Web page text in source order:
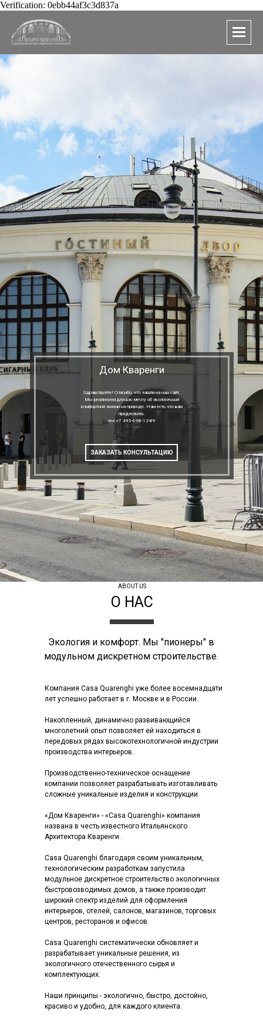
Verification: 0ebb44af3c3d837a
Здравствуйте! Спасибо, что зашли на наш сайт.
Мы реализуем для вас мечту об экологичной
комфортной жизни на природе. Нам есть что вам
предложить.
тел:+7 495-698-12-89
Дом Кваренги
ЗАКАЗАТЬ КОНСУЛЬТАЦИЮ
О НАС
ABOUT US
Компания Casa Quarenghi уже более восемнадцати
лет успешно работает в г. Москве и в России.
Накопленный, динамично развивающийся
многолетний опыт позволяет ей находиться в
передовых рядах высокотехнологичной индустрии
производства интерьеров.
Производственно-техническое оснащение
компании позволяет разрабатывать изготавливать
сложные уникальные изделия и конструкции.
«Дом Кваренги» - «Casa Quarenghi» компания
названа в честь известного Итальянского
Архитектора Кваренги.
Casa Quarenghi благодаря своим уникальным,
технологическим разработкам запустила
модульное дискретное строительство экологичных
быстровозводимых домов, а также производит
широкий спектр изделий для оформления
интерьеров, отелей, салонов, магазинов, торговых
центров, ресторанов и офисов.
Casa Quarenghi систематически обновляет и
разрабатывает уникальные решения, из
экологичного отечественного сырья и
комплектующих.
Наши принципы - экологично, быстро, достойно,
красиво и удобно, для каждого клиента.
Экология и комфорт. Мы "пионеры" в
модульном дискретном строительстве.